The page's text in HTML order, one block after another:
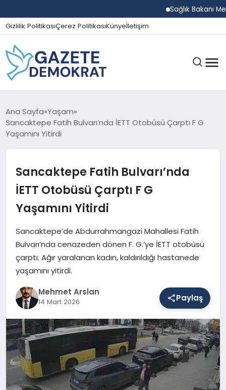
Sağlık Bakanı
Gizlilik PolitikasıÇerez PolitikasıKünyeİletişim
GÜNDEM
EKONOMI
SPOR
SAĞLIK
EĞITIM
DÜNYA
YAŞAM
Ana Sayfa Yaşam
Sancaktepe Fatih Bulvarı’nda İETT Otobüsü Çarptı F G
Yaşamını Yitirdi
Sancaktepe Fatih Bulvarı’nda
İETT Otobüsü Çarptı F G
Yaşamını Yitirdi
Sancaktepe’de Abdurrahmangazi Mahallesi Fatih
Bulvarı’nda cenazeden dönen F. G.’ye İETT otobüsü
çarptı. Ağır yaralanan kadın, kaldırıldığı hastanede
yaşamını yitirdi.
Mehmet Arslan
14 Mart 2026 Paylaş